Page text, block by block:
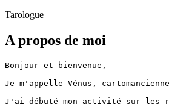
Tarologue
A propos de moi
Bonjour et bienvenue,
Je m'appelle Vénus,
J'ai débuté mon activité sur les